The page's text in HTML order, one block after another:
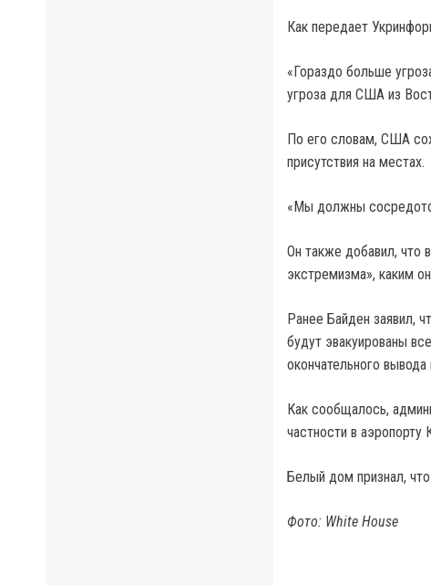
Как передает
«Гораздо больше
угроза для США из
По его словам, США
присутствия на местах.
«Мы должны
Он также добавил, что
экстремизма», каким
Ранее Байден заявил,
будут эвакуированы
окончательного
Как сообщалось,
частности в аэропорту
Белый дом признал,
Фото: White House